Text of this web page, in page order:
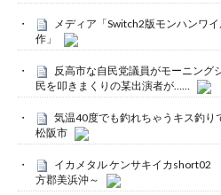
メディア「Switch2版モンハンワ
作」
反高市な自民党議員がモーニング
民を叩きまくりの某出演者が……
気温40度でも釣れちゃうキス釣り
松阪市
イカメタル ケンサキイカ
方郡美浜沖～